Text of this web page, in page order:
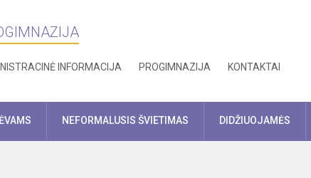
INFORMACIJA PROGIMNAZIJA KONTAKTAI
NEFORMALUSIS ŠVIETIMAS DIDŽIUOJAMĖS